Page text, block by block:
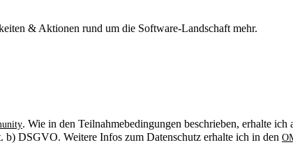
& Aktionen rund um die Software-Landschaft mehr.
. Wie in den Teilnahmebedingungen beschrieben, erhalte
DSGVO. Weitere Infos zum Datenschutz erhalte ich in den